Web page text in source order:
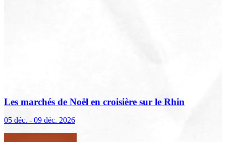
Les marchés de Noël en croisière sur le Rhin
05 déc. - 09 déc. 2026